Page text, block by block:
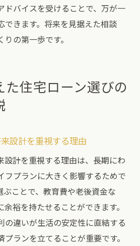
ドバイスを受けることで、万が一
できます。将来を見据えた相談
の第一歩です。
た住宅ローン選びの
設計を重視する理由
設計を重視する理由は、長期にわ
フプランに大きく影響するためで
ぶことで、教育費や老後資金な
裕を持たせることができます。
の違いが生活の安定性に直結する
ランを立てることが重要です。